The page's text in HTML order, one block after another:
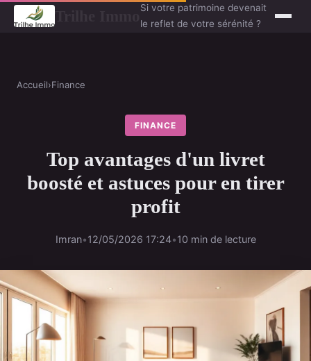
Si votre patrimoine devenait
le reflet de votre sérénité ?
Accueil›Finance
FINANCE
Top avantages d'un livret
boosté et astuces pour en tirer
profit
Imran•12/05/2026 17:24•10 min de lecture